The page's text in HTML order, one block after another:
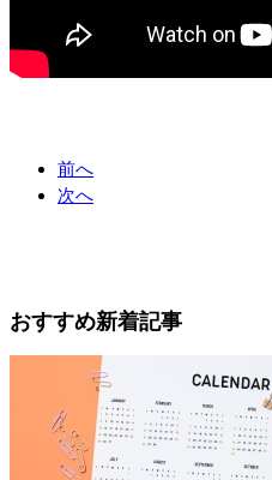
前へ
次へ
おすすめ新着記事